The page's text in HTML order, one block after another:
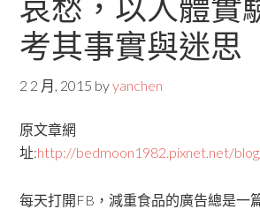
哀愁，以人體實
考其事實與迷思
2 2 月, 2015 byyanchen
原文章網
址:http://bedmoon1982.pixnet.net/
每天打開FB，減重食品的廣告總是一